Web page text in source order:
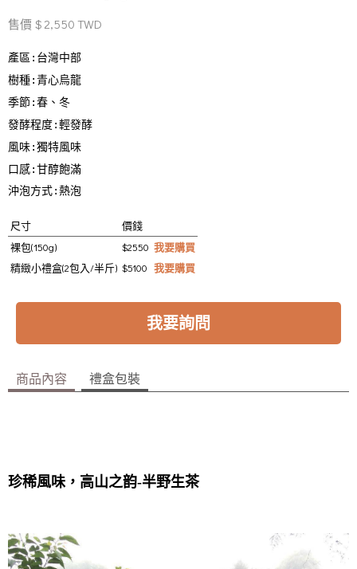
售價 $ 2,550 TWD
產區:台灣中部
樹種:青心烏龍
季節:春、冬
發酵程度:輕發酵
風味:獨特風味
口感:甘醇飽滿
沖泡方式:熱泡
尺寸
價錢
裸包(150g)
$2550 我要購買
精緻小禮盒(2包入/半斤) $5100 我要購買
我要詢問
商品內容 禮盒包裝
珍稀風味，高山之韵-半野生茶